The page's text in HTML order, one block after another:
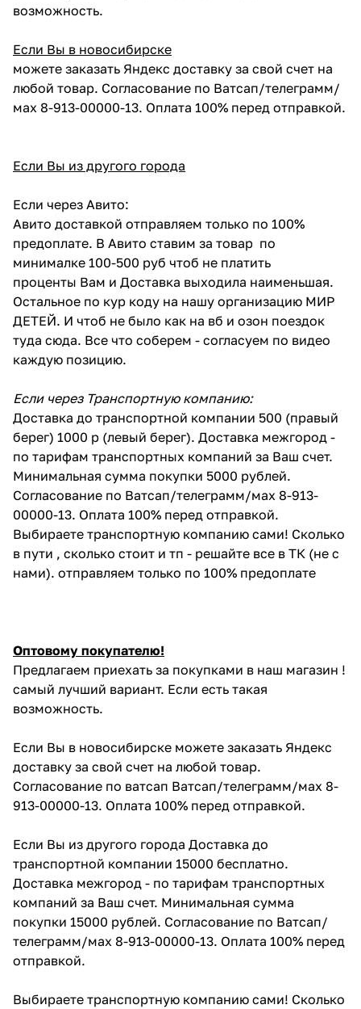
возможность.
Если Вы в новосибирске
можете заказать Яндекс доставку за свой счет на
любой товар. Согласование по Ватсап/телеграмм/
мах 8-913-00000-13. Оплата 100% перед отправкой.
Если Вы из другого города
Если через Авито:
Авито доставкой отправляем только по 100%
предоплате. В Авито ставим за товар по
минималке 100-500 руб чтоб не платить
проценты Вам и Доставка выходила наименьшая.
Остальное по кур коду на нашу организацию МИР
ДЕТЕЙ. И чтоб не было как на вб и озон поездок
туда сюда. Все что соберем - согласуем по видео
каждую позицию.
Если через Транспортную компанию:
Доставка до транспортной компании 500 (правый
берег) 1000 р (левый берег). Доставка межгород -
по тарифам транспортных компаний за Ваш счет.
Минимальная сумма покупки 5000 рублей.
Согласование по Ватсап/телеграмм/мах 8-913-
00000-13. Оплата 100% перед отправкой.
Выбираете транспортную компанию сами! Сколько
в пути , сколько стоит и тп - решайте все в ТК (не с
нами). отправляем только по 100% предоплате
Оптовому покупателю!
Предлагаем приехать за покупками в наш магазин !
самый лучший вариант. Если есть такая
возможность.
Если Вы в новосибирске можете заказать Яндекс
доставку за свой счет на любой товар.
Согласование по ватсап Ватсап/телеграмм/мах 8-
913-00000-13. Оплата 100% перед отправкой.
Если Вы из другого города Доставка до
транспортной компании 15000 бесплатно.
Доставка межгород - по тарифам транспортных
компаний за Ваш счет. Минимальная сумма
покупки 15000 рублей. Согласование по Ватсап/
телеграмм/мах 8-913-00000-13. Оплата 100% перед
отправкой.
Выбираете транспортную компанию сами! Сколько